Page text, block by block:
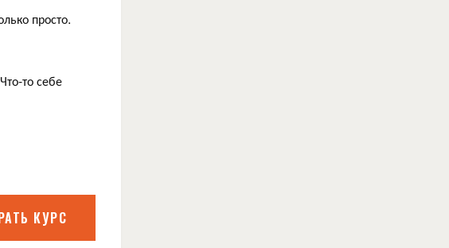
просто.
то себе